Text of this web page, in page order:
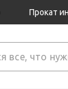
Прокат